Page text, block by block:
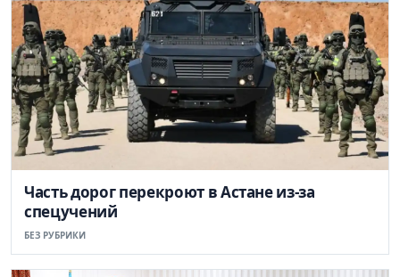
Часть дорог перекроют в Астане из-за
спецучений
БЕЗ РУБРИКИ